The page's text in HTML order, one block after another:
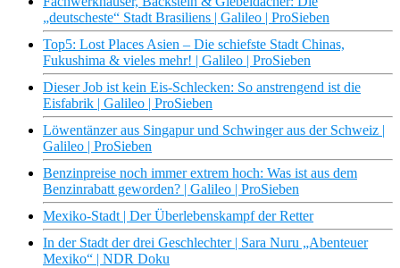
„deutscheste“ Stadt Brasiliens | Galileo | ProSieben
Top5: Lost Places Asien – Die schiefste Stadt Chinas,
Fukushima & vieles mehr! | Galileo | ProSieben
Dieser Job ist kein Eis-Schlecken: So anstrengend ist die
Eisfabrik | Galileo | ProSieben
Löwentänzer aus Singapur und Schwinger aus der Schweiz |
Galileo | ProSieben
Benzinpreise noch immer extrem hoch: Was ist aus dem
Benzinrabatt geworden? | Galileo | ProSieben
Mexiko-Stadt | Der Überlebenskampf der Retter
In der Stadt der drei Geschlechter | Sara Nuru „Abenteuer
Mexiko“ | NDR Doku